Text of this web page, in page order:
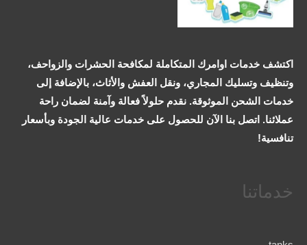
اكتشف خدمات اوامرك المتكاملة لمكافحة الحشرات والزواحف،
وتنظيف وتسليك المجاري، ونقل العفش والأثاث، بالإضافة إلى
خدمات الشحن الموثوقة. نقدم حلولاً فعالة وآمنة لضمان راحة
عملائنا. اتصل بنا الآن للحصول على خدمات عالية الجودة وبأسعار
تنافسية!
خدماتنا